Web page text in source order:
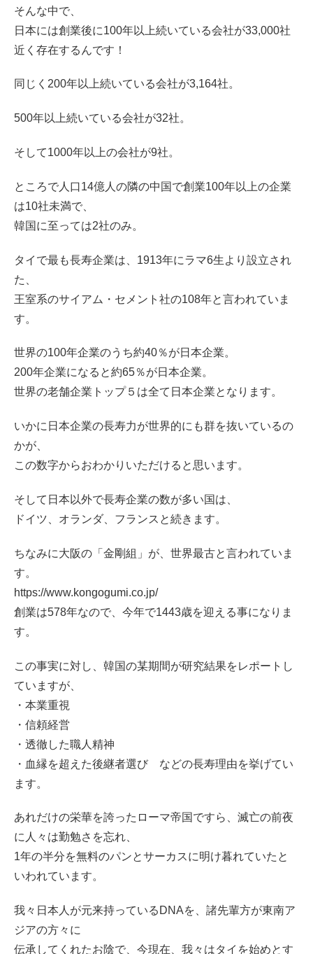
そんな中で、
日本には創業後に100年以上続いている会社が33,000社
近く存在するんです！
同じく200年以上続いている会社が3,164社。
500年以上続いている会社が32社。
そして1000年以上の会社が9社。
ところで人口14億人の隣の中国で創業100年以上の企業
は10社未満で、
韓国に至っては2社のみ。
タイで最も長寿企業は、1913年にラマ6生より設立され
た、
王室系のサイアム・セメント社の108年と言われていま
す。
世界の100年企業のうち約40％が日本企業。
200年企業になると約65％が日本企業。
世界の老舗企業トップ５は全て日本企業となります。
いかに日本企業の長寿力が世界的にも群を抜いているの
かが、
この数字からおわかりいただけると思います。
そして日本以外で長寿企業の数が多い国は、
ドイツ、オランダ、フランスと続きます。
ちなみに大阪の「金剛組」が、世界最古と言われていま
す。
https://www.kongogumi.co.jp/
創業は578年なので、今年で1443歳を迎える事になりま
す。
この事実に対し、韓国の某期間が研究結果をレポートし
ていますが、
・本業重視
・信頼経営
・透徹した職人精神
・血縁を超えた後継者選び などの長寿理由を挙げてい
ます。
あれだけの栄華を誇ったローマ帝国ですら、滅亡の前夜
に人々は勤勉さを忘れ、
1年の半分を無料のパンとサーカスに明け暮れていたと
いわれています。
我々日本人が元来持っているDNAを、諸先輩方が東南ア
ジアの方々に
伝承してくれたお陰で、今現在、我々はタイを始めとす